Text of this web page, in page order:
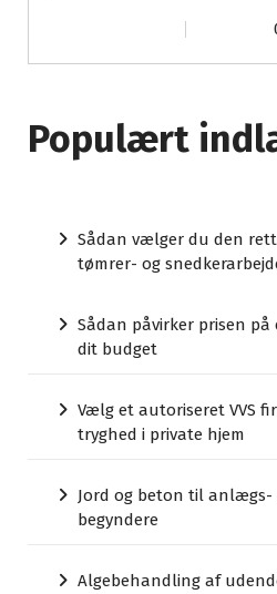
Populært
Sådan vælger du den
tømrer- og
Sådan påvirker prisen på
dit budget
Vælg et autoriseret VVS
tryghed i private hjem
Jord og beton til anlægs-
begyndere
Algebehandling af